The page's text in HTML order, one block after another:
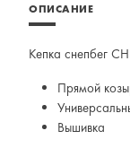
ОПИСАНИЕ
Кепка снепбег
Прямой
Вышивка